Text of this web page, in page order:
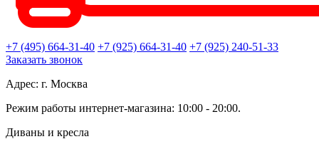
+7 (495) 664-31-40 +7 (925) 664-31-40 +7 (925) 240-51-33
Заказать звонок
Адрес: г. Москва
Режим работы интернет-магазина: 10:00 - 20:00.
Диваны и кресла